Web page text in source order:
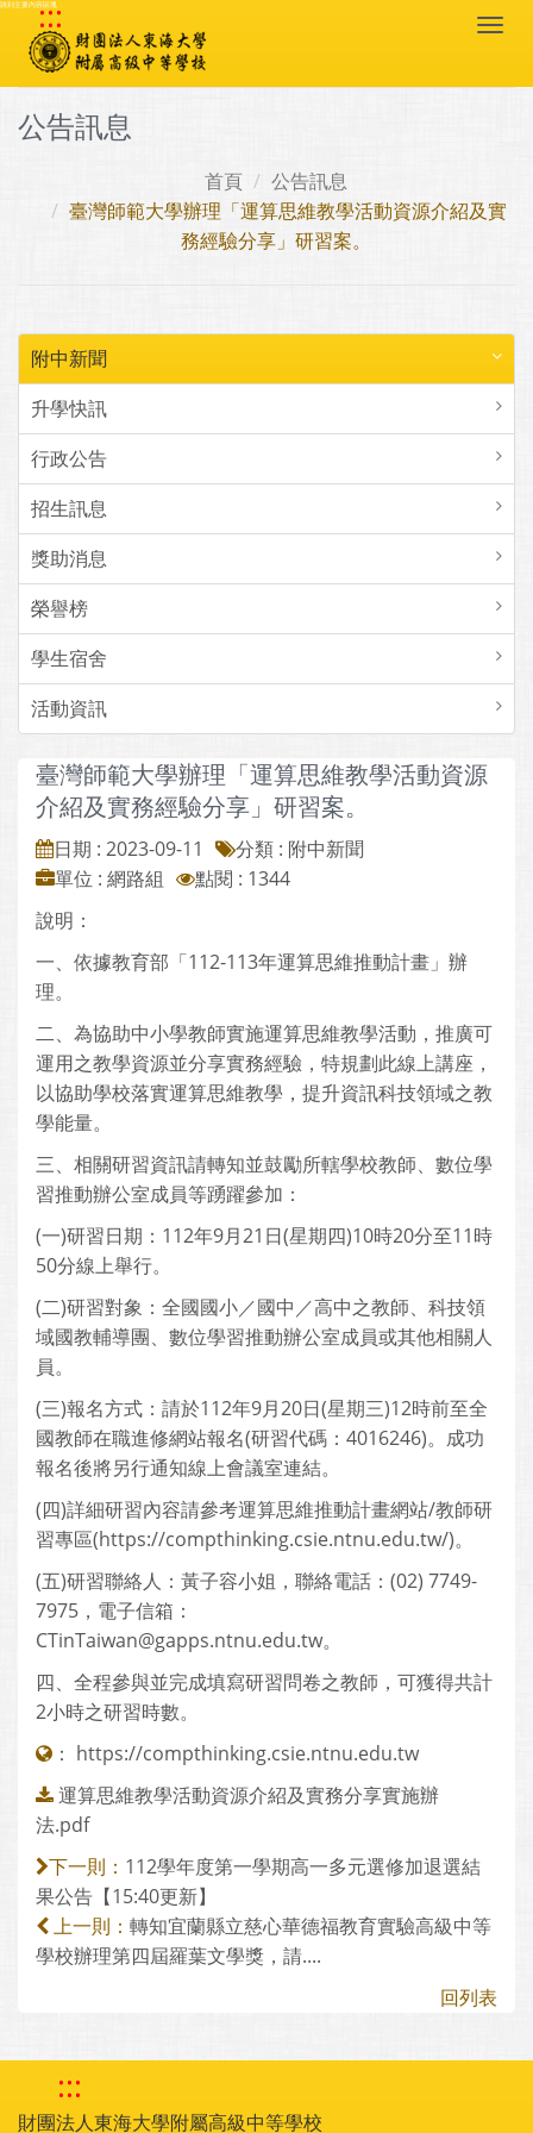
跳到主要內容區塊
:::
公告訊息
首頁
公告訊息
臺灣師範大學辦理「運算思維教學活動資源介紹及實
務經驗分享」研習案。
附中新聞
升學快訊
行政公告
招生訊息
獎助消息
榮譽榜
學生宿舍
活動資訊
臺灣師範大學辦理「運算思維教學活動資源
介紹及實務經驗分享」研習案。
日期 : 2023-09-11
分類 : 附中新聞
單位 : 網路組
點閱 : 1344
說明：
一、依據教育部「112-113年運算思維推動計畫」辦
理。
二、為協助中小學教師實施運算思維教學活動，推廣可
運用之教學資源並分享實務經驗，特規劃此線上講座，
以協助學校落實運算思維教學，提升資訊科技領域之教
學能量。
三、相關研習資訊請轉知並鼓勵所轄學校教師、數位學
習推動辦公室成員等踴躍參加：
(一)研習日期：112年9月21日(星期四)10時20分至11時
50分線上舉行。
(二)研習對象：全國國小／國中／高中之教師、科技領
域國教輔導團、數位學習推動辦公室成員或其他相關人
員。
(三)報名方式：請於112年9月20日(星期三)12時前至全
國教師在職進修網站報名(研習代碼：4016246)。成功
報名後將另行通知線上會議室連結。
(四)詳細研習內容請參考運算思維推動計畫網站/教師研
習專區(https://compthinking.csie.ntnu.edu.tw/)。
(五)研習聯絡人：黃子容小姐，聯絡電話：(02) 7749-
7975，電子信箱：
CTinTaiwan@gapps.ntnu.edu.tw。
四、全程參與並完成填寫研習問卷之教師，可獲得共計
2小時之研習時數。
： https://compthinking.csie.ntnu.edu.tw
運算思維教學活動資源介紹及實務分享實施辦
法.pdf
下一則： 112學年度第一學期高一多元選修加退選結
果公告【15:40更新】
上一則： 轉知宜蘭縣立慈心華德福教育實驗高級中等
學校辦理第四屆羅葉文學獎，請....
回列表
:::
財團法人東海大學附屬高級中等學校